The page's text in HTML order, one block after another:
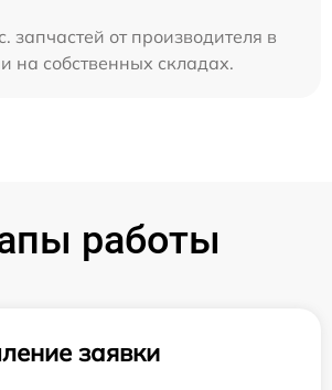
запчастей от производителя в
на собственных складах.
работы
заявки